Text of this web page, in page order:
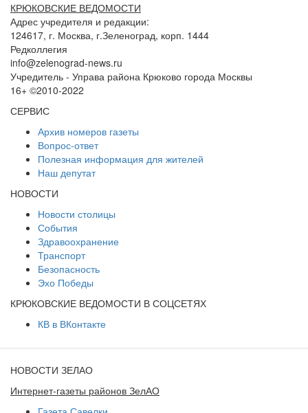
КРЮКОВСКИЕ ВЕДОМОСТИ
Адрес учредителя и редакции:
124617, г. Москва, г.Зеленоград, корп. 1444
Редколлегия
info@zelenograd-news.ru
Учредитель - Управа района Крюково города Москвы
16+ ©2010-2022
СЕРВИС
Архив номеров газеты
Вопрос-ответ
Полезная информация для жителей
Наш депутат
НОВОСТИ
Новости столицы
События
Здравоохранение
Транспорт
Безопасность
Эхо Победы
КРЮКОВСКИЕ ВЕДОМОСТИ В СОЦСЕТЯХ
КВ в ВКонтакте
НОВОСТИ ЗЕЛАО
Интернет-газеты районов ЗелАО